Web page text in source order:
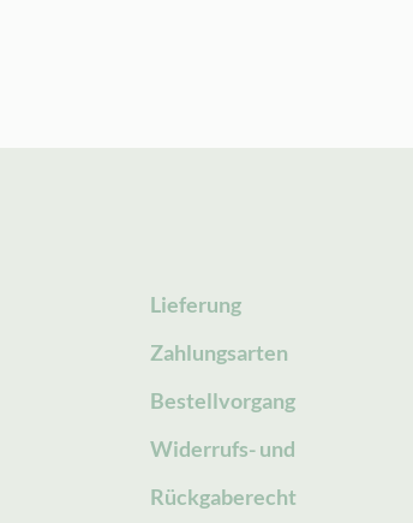
Lieferung
Zahlungsarten
Bestellvorgang
Widerrufs- und
Rückgaberecht